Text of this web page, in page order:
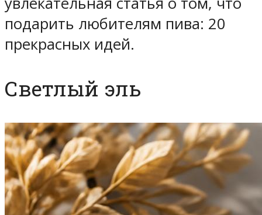
подарить любителям пива: 20
прекрасных идей.
Светлый эль